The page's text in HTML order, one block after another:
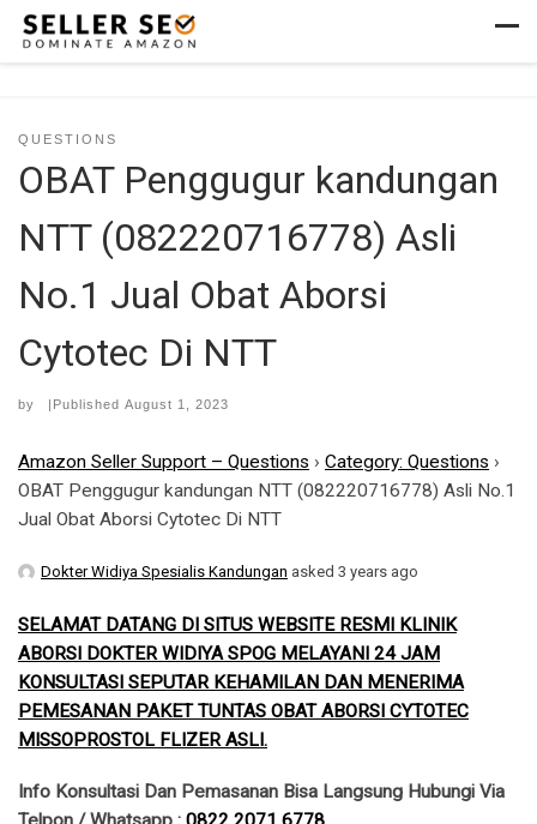
Skip to content
QUESTIONS
OBAT Penggugur kandungan
NTT (082220716778) Asli
No.1 Jual Obat Aborsi
Cytotec Di NTT
by |Published August 1, 2023
Amazon Seller Support – Questions › Category: Questions ›
OBAT Penggugur kandungan NTT (082220716778) Asli No.1
Jual Obat Aborsi Cytotec Di NTT
Dokter Widiya Spesialis Kandungan asked 3 years ago
SELAMAT DATANG DI SITUS WEBSITE RESMI KLINIK
ABORSI DOKTER WIDIYA SPOG MELAYANI 24 JAM
KONSULTASI SEPUTAR KEHAMILAN DAN MENERIMA
PEMESANAN PAKET TUNTAS OBAT ABORSI CYTOTEC
MISSOPROSTOL FLIZER ASLI.
Info Konsultasi Dan Pemasanan Bisa Langsung Hubungi Via